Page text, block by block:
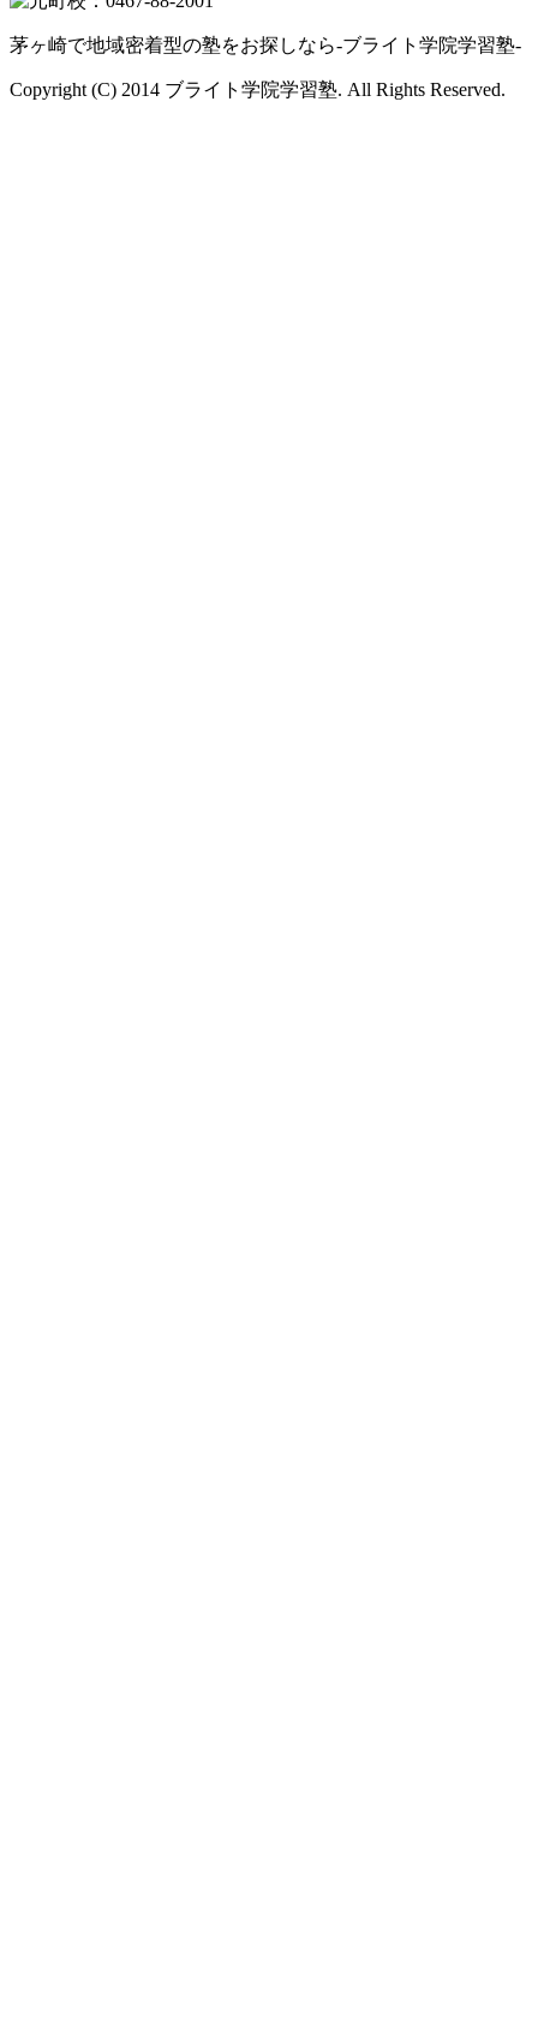
茅ヶ崎で地域密着型の塾をお探しなら-ブライト学院学習塾-
Copyright (C) 2014 ブライト学院学習塾. All Rights Reserved.